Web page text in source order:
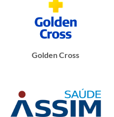
Golden Cross